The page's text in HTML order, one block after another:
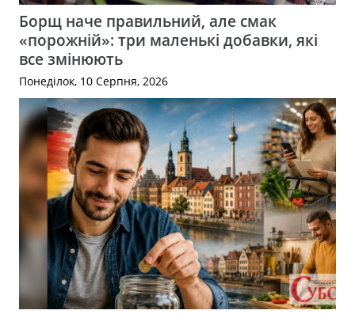
Борщ наче правильний, але смак
«порожній»: три маленькі добавки, які
все змінюють
Понеділок, 10 Серпня, 2026